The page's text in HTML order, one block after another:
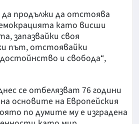
да продължи да отстоява
като висши
запазвайки своя
път, отстоявайки
и свобода“,
се отбелязват 76 години
основите на Европейския
по думите му е изградена